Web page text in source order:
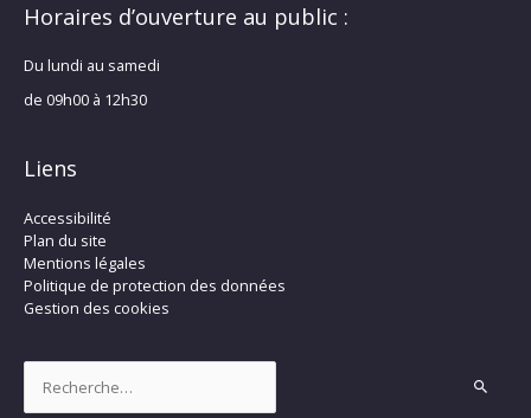
Horaires d’ouverture au public :
Du lundi au samedi
de 09h00 à 12h30
Liens
Accessibilité
Plan du site
Mentions légales
Politique de protection des données
Gestion des cookies